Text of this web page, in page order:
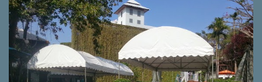
ตาราง เมตร เต็นท์ ทรง โค้ง 5x12 เมตร พี้นที่ใช้งาน 60 ตาราง เมตร
เต็นท์ ทรงโค้ง 4x8 เมตร พี้นที่ใช้งาน 32 ตาราง เมตร เต็นท์ ทรงโค้ง
4x6 เมตร พี้นที่ใช้งาน 24 ตาราง เมตร เต็นท์ ทรงโค้ง 4x4 เมตร พี้นที่
ใช้งาน 16 ตาราง เมตร เต็นท์ ทรงโค้ง 3x6 เมตร พี้นที่ใช้งาน 18 ตาราง
เมตร เต็นท์ ทรงพลับพลา 7x10 เมตร พี้นที่ใช้งาน 70 ตาราง เมตร